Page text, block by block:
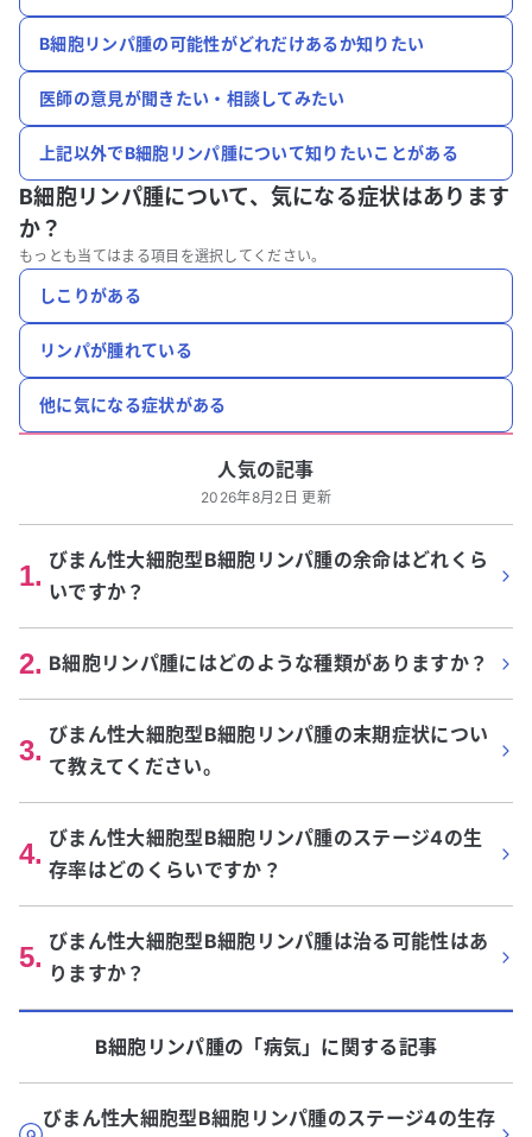
B細胞リンパ腫の可能性がどれだけあるか知りたい
医師の意見が聞きたい・相談してみたい
上記以外でB細胞リンパ腫について知りたいことがある
B細胞リンパ腫について、 気になる症状はあります
か？
もっとも当てはまる項目を選択してください。
しこりがある
リンパが腫れている
他に気になる症状がある
人気の記事
2026年8月2日 更新
1. びまん性大細胞型B細胞リンパ腫の余命はどれくら
いですか？
2. B細胞リンパ腫にはどのような種類がありますか？
3. びまん性大細胞型B細胞リンパ腫の末期症状につい
て教えてください。
4. びまん性大細胞型B細胞リンパ腫のステージ4の生
存率はどのくらいですか？
5. びまん性大細胞型B細胞リンパ腫は治る可能性はあ
りますか？
B細胞リンパ腫の「病気」に関する記事
びまん性大細胞型B細胞リンパ腫のステージ4の生存